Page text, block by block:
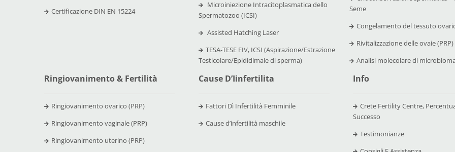
Certificazione DIN EN 15224
Microiniezione Intracitoplasmatica dello
Spermatozoo (ICSI)
Assisted Hatching Laser
TESA-TESE FIV, ICSI (Aspirazione/Estrazione
Testicolare/Epididimale di sperma)
Seme
Congelamento del tessuto
Rivitalizzazione delle ovaie (PRP)
Analisi molecolare di
Ringiovanimento & Fertilità
Ringiovanimento ovarico (PRP)
Ringiovanimento vaginale (PRP)
Ringiovanimento uterino (PRP)
Cause D’Iinfertilita
Fattori Dì Infertilità Femminile
Cause d’infertilità maschile
Info
Crete Fertility Centre,
Successo
Testimonianze